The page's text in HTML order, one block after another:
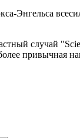
Энгельса
случай
привычная